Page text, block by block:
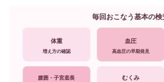
毎回おこなう基本の検
体重
増え方の確認
血圧
高血圧の早期発見
腹囲・子宮底長 むくみ